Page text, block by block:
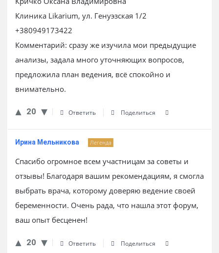
Клиника Likarium, ул. Генуэзская 1/2
+380949173422
Комментарий: сразу же изучила мои предыдущие
анализы, задала много уточняющих вопросов,
предложила план ведения, всё спокойно и
внимательно.
20 Ответить Поделиться
Ирина Мельникова Легенда
Спасибо огромное всем участницам за советы и
отзывы! Благодаря вашим рекомендациям, я смогла
выбрать врача, которому доверяю ведение своей
беременности. Очень рада, что нашла этот форум,
ваш опыт бесценен!
20 Ответить Поделиться